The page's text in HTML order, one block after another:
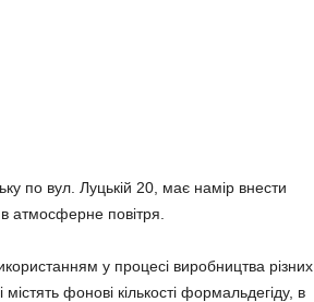
по вул. Луцькій 20, має намір внести
атмосферне повітря.
у процесі виробництва різних
фонові кількості формальдегіду, в